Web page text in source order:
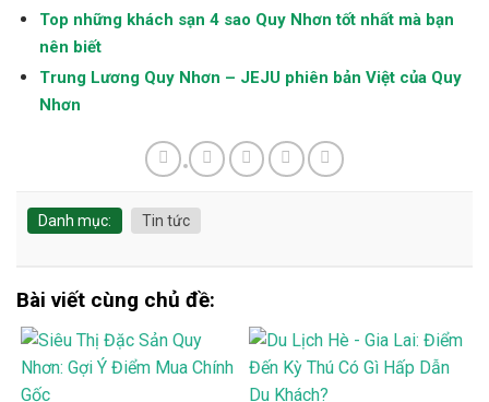
Top những khách sạn 4 sao Quy Nhơn tốt nhất mà bạn
nên biết
Trung Lương Quy Nhơn – JEJU phiên bản Việt của Quy
Nhơn
Danh mục: Tin tức
Bài viết cùng chủ đề: